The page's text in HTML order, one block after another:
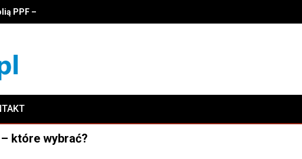
PPF – zalety, właściwości i koszty oklejania
które wybrać?